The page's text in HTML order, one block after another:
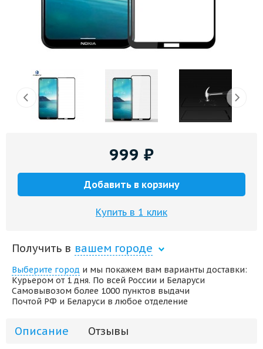
999 ₽
Добавить в корзину
Купить в 1 клик
Получить в вашем городе
Выберите город и мы покажем вам варианты доставки:
Курьером от 1 дня. По всей России и Беларуси
Самовывозом более 1000 пунктов выдачи
Почтой РФ и Беларуси в любое отделение
Описание Отзывы